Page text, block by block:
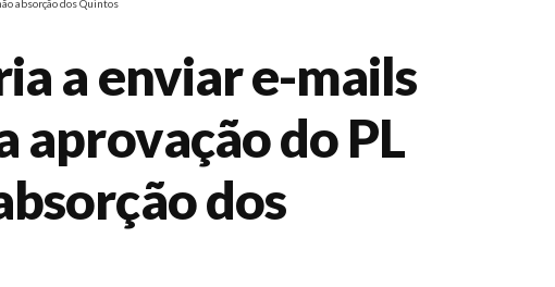
absorção dos Quintos
a enviar e-mails
aprovação do PL
dos